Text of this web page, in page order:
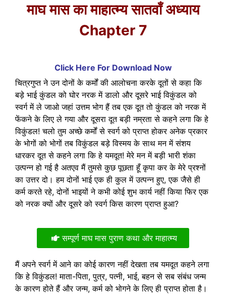
माघ मास का माहात्म्य सातवाँ अध्याय
Chapter 7
Click Here For Download Now
चित्रगुप्त ने उन दोनों के कर्मों की आलोचना करके दूतों से कहा कि
बड़े भाई कुंडल को घोर नरक में डालो और दूसरे भाई विकुंडल को
स्वर्ग में ले जाओ जहां उत्तम भोग हैं तब एक दूत तो कुंडल को नरक में
फेंकने के लिए ले गया और दूसरा दूत बड़ी नम्रता से कहने लगा कि हे
विकुंडल! चलो तुम अच्छे कर्मों से स्वर्ग को प्राप्त होकर अनेक प्रकार
के भोगों को भोगों तब विकुंडल बड़े विस्मय के साथ मन में संशय
धारकर दूत से कहने लगा कि हे यमदूत! मेरे मन में बड़ी भारी शंका
उत्पन्न हो गई है अतएव मैं तुमसे कुछ पूछता हूँ कृपा कर के मेरे प्रश्नों
का उत्तर दो। हम दोनों भाई एक ही कुल में उत्पन्न हुए, एक जैसे ही
कर्म करते रहे, दोनों भाइयों ने कभी कोई शुभ कार्य नहीं किया फिर एक
को नरक क्यों और दूसरे को स्वर्ग किस कारण प्राप्त हुआ?
सम्पूर्ण माघ मास पुराण कथा और माहात्म्य
मैं अपने स्वर्ग में आने का कोई कारण नहीं देखता तब यमदूत कहने लगा
कि हे विकुंडल! माता-पिता, पुत्र, पत्नी, भाई, बहन से सब संबंध जन्म
के कारण होते हैं और जन्म, कर्म को भोगने के लिए ही प्राप्त होता है।